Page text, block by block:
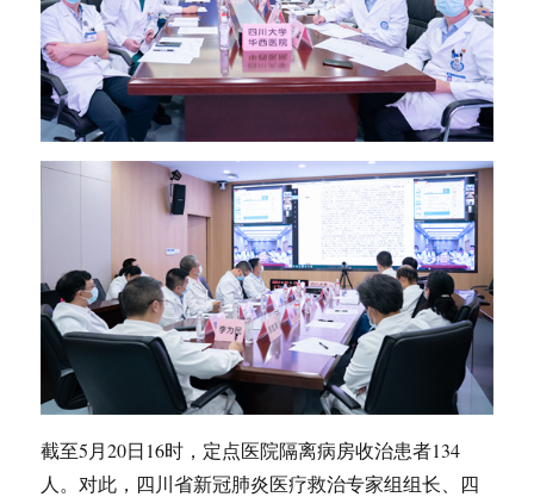
截至5月20日16时，定点医院隔离病房收治患者134
人。对此，四川省新冠肺炎医疗救治专家组组长、四